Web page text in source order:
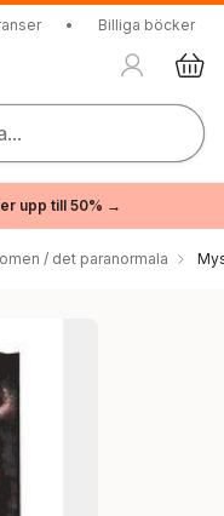
• Billiga böcker
upp till 50% →
/ det paranormala